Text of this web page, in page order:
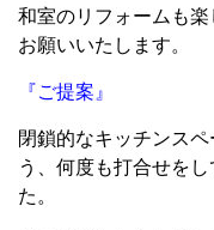
和室のリフォームも
お願いいたします。
『ご提案』
閉鎖的なキッチンス
う、何度も打合せを
た。